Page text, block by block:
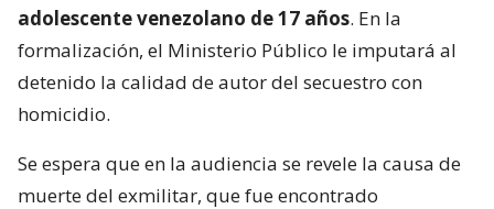
adolescente venezolano de 17 años. En la
formalización, el Ministerio Público le imputará al
detenido la calidad de autor del secuestro con
homicidio.
Se espera que en la audiencia se revele la causa de
muerte del exmilitar, que fue encontrado